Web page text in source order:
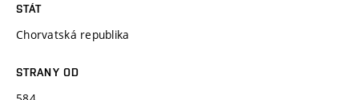
STÁT
Chorvatská republika
STRANY OD